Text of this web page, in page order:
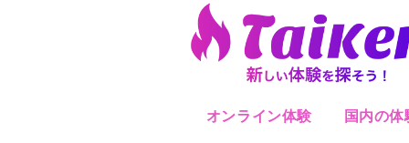
オンライン体験 国内の体